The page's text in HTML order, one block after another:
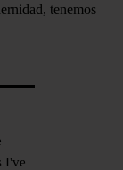
tenemos
I've